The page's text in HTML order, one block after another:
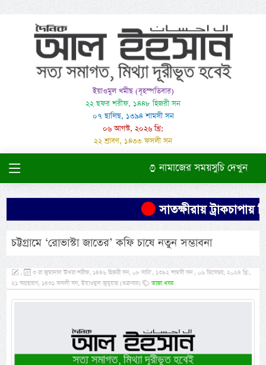
ইয়াওমুল খমীছ (বৃহস্পতিবার)
২২ ছফর শরীফ, ১৪৪৮ হিজরী সন
০৭ ছালিছ, ১৩৯৪ শামসী সন
০৬ আগস্ট, ২০২৬ খ্রি:
২২ শ্রাবণ, ১৪৩৩ ফসলী সন
নামাজের সময়সুচি দেখুন
সাতক্ষীরায় ট্রাকচাপায়
চট্টগ্রামে ‘রোভাস্টা জাতের’ কফি চাষে নতুন সম্ভাবনা
,
৩ রা জুমাদাল ঊখরা শরীফ, ১৪৪৬ হিজরী সন, ০৮ সাবি’, ১৩৯২ শামসী সন , ০৬ ডিসেম্বর, ২০২৪ খ্রি:,
২১ অগ্রহায়ণ, ১৪৩১ ফসলী সন, ইয়াওমুল জুমুয়াহ (শুক্রবার)
তাজা খবর